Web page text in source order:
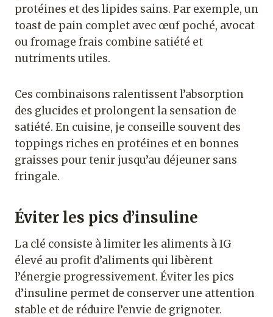
protéines et des lipides sains. Par exemple, un
toast de pain complet avec œuf poché, avocat
ou fromage frais combine satiété et
nutriments utiles.
Ces combinaisons ralentissent l’absorption
des glucides et prolongent la sensation de
satiété. En cuisine, je conseille souvent des
toppings riches en protéines et en bonnes
graisses pour tenir jusqu’au déjeuner sans
fringale.
Éviter les pics d’insuline
La clé consiste à limiter les aliments à IG
élevé au profit d’aliments qui libèrent
l’énergie progressivement. Éviter les pics
d’insuline permet de conserver une attention
stable et de réduire l’envie de grignoter.